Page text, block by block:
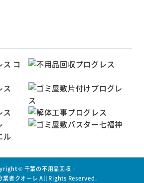
© 千葉の不用品回収・
業者クオーレ All Rights Reserved.